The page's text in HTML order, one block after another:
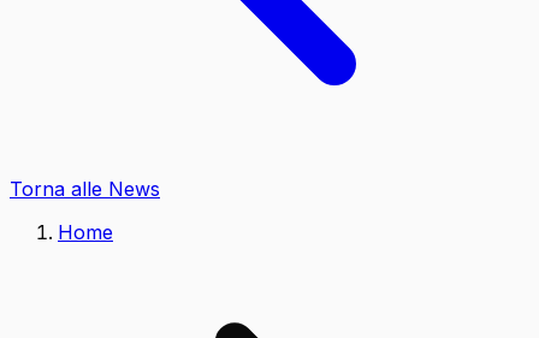
Torna alle News
Home